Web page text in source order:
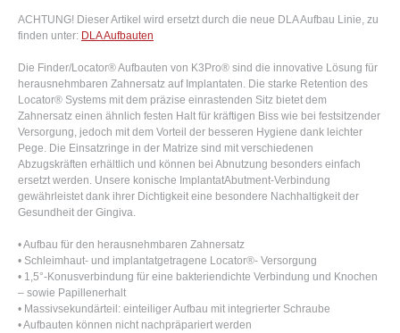
ACHTUNG! Dieser Artikel wird ersetzt durch die neue DLA Aufbau Linie, zu
finden unter: DLA Aufbauten
Die Finder/Locator® Aufbauten von K3Pro® sind die innovative Lösung für
herausnehmbaren Zahnersatz auf Implantaten. Die starke Retention des
Locator® Systems mit dem präzise einrastenden Sitz bietet dem
Zahnersatz einen ähnlich festen Halt für kräftigen Biss wie bei festsitzender
Versorgung, jedoch mit dem Vorteil der besseren Hygiene dank leichter
Pege. Die Einsatzringe in der Matrize sind mit verschiedenen
Abzugskräften erhältlich und können bei Abnutzung besonders einfach
ersetzt werden. Unsere konische ImplantatAbutment-Verbindung
gewährleistet dank ihrer Dichtigkeit eine besondere Nachhaltigkeit der
Gesundheit der Gingiva.
• Aufbau für den herausnehmbaren Zahnersatz
• Schleimhaut- und implantatgetragene Locator®- Versorgung
• 1,5°-Konusverbindung für eine bakteriendichte Verbindung und Knochen
– sowie Papillenerhalt
• Massivsekundärteil: einteiliger Aufbau mit integrierter Schraube
• Aufbauten können nicht nachpräpariert werden